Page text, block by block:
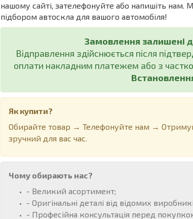
нашому сайті, зателефонуйте або напишіть нам.
підбором автоскла для вашого автомобіля!
Замовлення залишені
Відправлення здійснюється після
оплати накладним платежем або з
Як купити?
Обирайте товар → Телефонуйте нам →
зручний для вас час.
Чому обирають нас?
- Великий асортимент;
- Оригінальні деталі від відомих
- Професійна консультація перед